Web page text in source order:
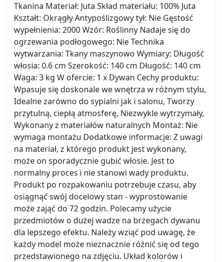
Tkanina Materiał: Juta Skład materiału: 100% Juta
Kształt: Okrągły Antypoślizgowy tył: Nie Gęstość
wypełnienia: 2000 Wzór: Roślinny Nadaje się do
ogrzewania podłogowego: Nie Technika
wytwarzania: Tkany maszynowo Wymiary: Długość
włosia: 0.6 cm Szerokość: 140 cm Długość: 140 cm
Waga: 3 kg W ofercie: 1 x Dywan Cechy produktu:
Wpasuje się doskonale we wnętrza w różnym stylu,
Idealne zarówno do sypialni jak i salonu, Tworzy
przytulną, ciepłą atmosferę, Niezwykle wytrzymały,
Wykonany z materiałów naturalnych Montaż: Nie
wymaga montażu Dodatkowe informacje: Z uwagi
na materiał, z którego produkt jest wykonany,
może on sporadycznie gubić włosie. Jest to
normalny proces i nie stanowi wady produktu.
Produkt po rozpakowaniu potrzebuje czasu, aby
osiągnąć swój docelowy stan - wyprostowanie
może zająć do 72 godzin. Polecamy użycie
przedmiotów o dużej wadze na brzegach dywanu
dla lepszego efektu. Należy wziąć pod uwagę, że
każdy model może nieznacznie różnić się od tego
przedstawionego na zdjęciu. Układ kolorów i